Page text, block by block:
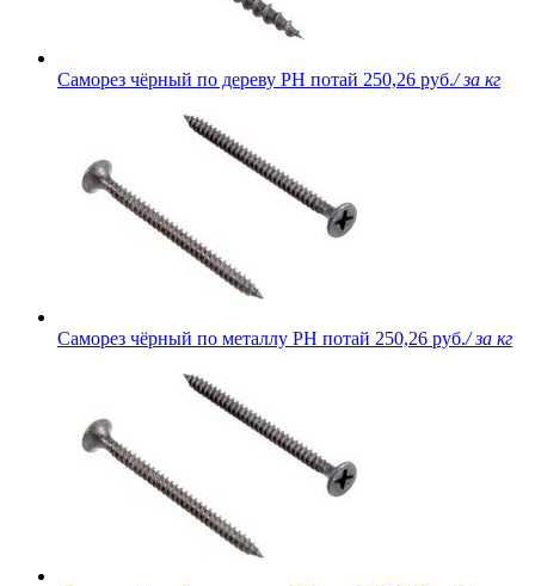
Саморез чёрный по дереву PH потай 250,26 руб./ за кг
Саморез чёрный по металлу PH потай 250,26 руб./ за кг